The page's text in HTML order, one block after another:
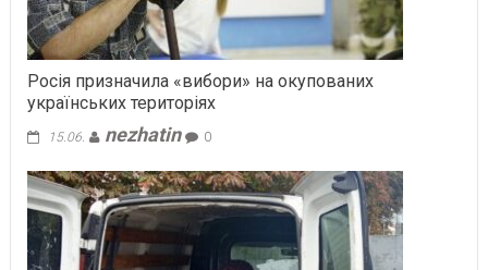
Росія призначила «вибори» на окупованих
українських територіях
15.06. nezhatin 0